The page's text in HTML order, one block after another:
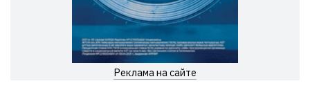
Реклама на сайте